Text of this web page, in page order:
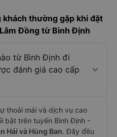
khách thường gặp khi đặt
Đồng từ Bình Định
từ Bình Định đi
đánh giá cao cấp
thoải mái và dịch vụ cao
bật trên tuyến Bình Định -
Hải và Hùng Ban. Đây đều